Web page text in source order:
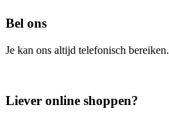
Bel ons
Je kan ons altijd telefonisch bereiken.
Liever online shoppen?